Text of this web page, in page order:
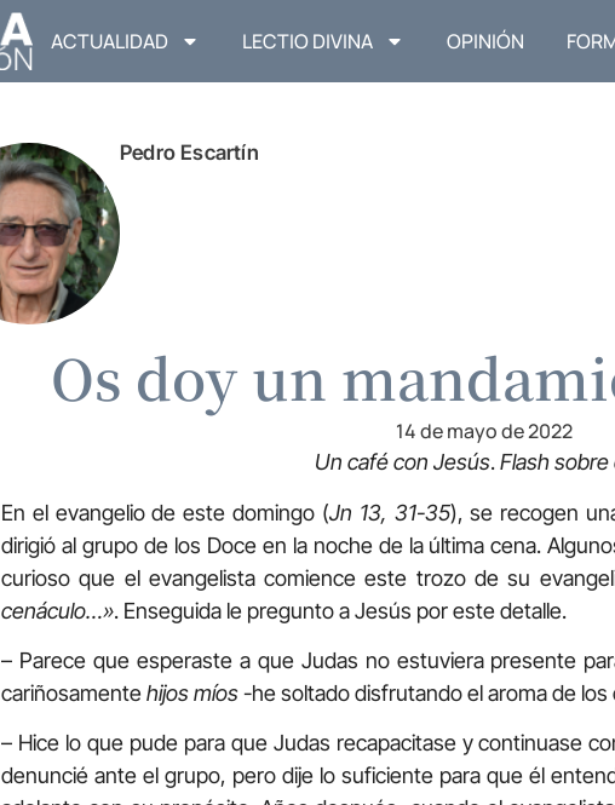
ACTUALIDAD LECTIO DIVINA OPINIÓN
Pedro Escartín
Os doy un
14 de mayo de 2022
Un café con Jesús.Flash sobre
En el evangelio de este domingo (Jn 13, 31-35), se recogen
dirigió al grupo de los Doce en la noche de la última cena.
curioso que el evangelista comience este trozo de su
cenáculo…». Enseguida le pregunto a Jesús por este detalle.
– Parece que esperaste a que Judas no estuviera presente
cariñosamente hijos míos-he soltado disfrutando el aroma de los
– Hice lo que pude para que Judas recapacitase y continuase
denuncié ante el grupo, pero dije lo suficiente para que él